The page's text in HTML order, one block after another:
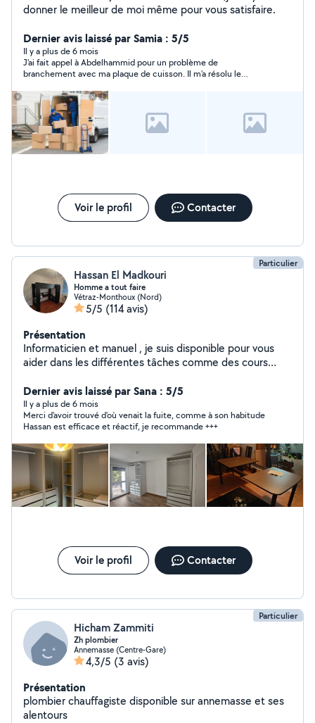
donner le meilleur de moi même pour vous satisfaire.
Dernier avis laissé par Samia : 5/5
Il y a plus de 6 mois
J'ai fait appel à Abdelhammid pour un problème de
branchement avec ma plaque de cuisson. Il m'a résolu le
professionnel, réactive et sérieux dans son travail. Travail
soigné avec la patience. Abdelhammid m'a également rendu
service pour un remontage de tiroir alors que c'était pas prévu !!
Je recommande les œil fermés Abdelhammid!
Voir le profil Contacter
Particulier
Hassan El Madkouri
Homme a tout faire
Vétraz-Monthoux (Nord)
5/5 (114 avis)
Présentation
Informaticien et manuel , je suis disponible pour vous
aider dans les différentes tâches comme des cours
déménagement et manutention. À très vite :)
Dernier avis laissé par Sana : 5/5
Il y a plus de 6 mois
Merci d'avoir trouvé d'où venait la fuite, comme à son habitude
Hassan est efficace et réactif, je recommande +++
Voir le profil Contacter
Particulier
Hicham Zammiti
Zh plombier
Annemasse (Centre-Gare)
4,3/5 (3 avis)
Présentation
plombier chauffagiste disponible sur annemasse et ses
alentours